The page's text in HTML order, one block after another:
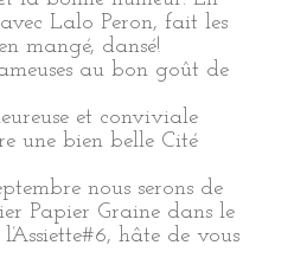
Lalo Peron, fait les
mangé, dansé!
au bon goût de
et conviviale
une bien belle Cité
nous serons de
Papier Graine dans le
hâte de vous